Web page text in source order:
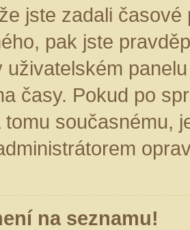
jste zadali
pak jste
uživatelském
časy. Pokud po
tomu současnému,
na seznamu!